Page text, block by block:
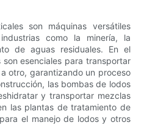
son máquinas versátiles
como la minería, la
de aguas residuales. En el
esenciales para transportar
otro, garantizando un proceso
las bombas de lodos
y transportar mezclas
las plantas de tratamiento de
el manejo de lodos y otros